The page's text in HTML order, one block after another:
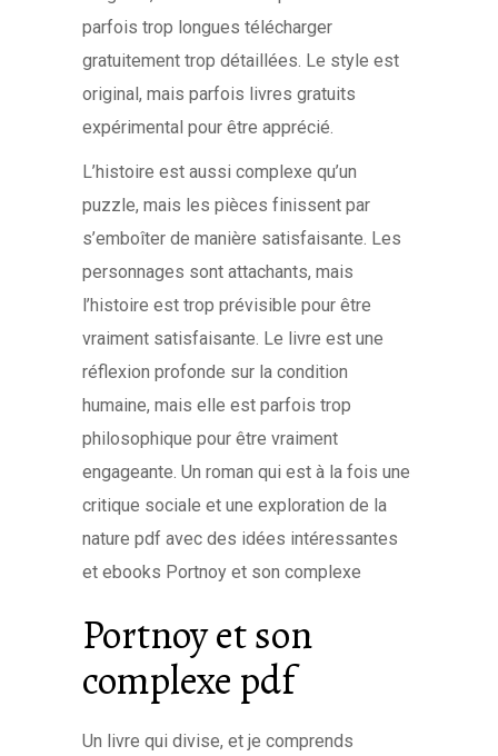
parfois trop longues télécharger
gratuitement trop détaillées. Le style est
original, mais parfois livres gratuits
expérimental pour être apprécié.
L’histoire est aussi complexe qu’un
puzzle, mais les pièces finissent par
s’emboîter de manière satisfaisante. Les
personnages sont attachants, mais
l’histoire est trop prévisible pour être
vraiment satisfaisante. Le livre est une
réflexion profonde sur la condition
humaine, mais elle est parfois trop
philosophique pour être vraiment
engageante. Un roman qui est à la fois une
critique sociale et une exploration de la
nature pdf avec des idées intéressantes
et ebooks Portnoy et son complexe
Portnoy et son
complexe pdf
Un livre qui divise, et je comprends